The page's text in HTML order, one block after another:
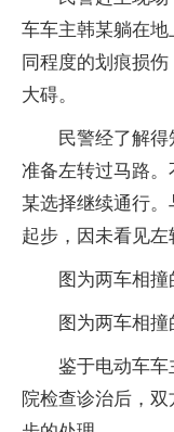
车车主韩某躺在
同程度的划痕损
大碍。
民警经了解
准备左转过马路
某选择继续通行
起步，因未看见左
图为两车相撞
图为两车相撞
鉴于电动车
院检查诊治后，